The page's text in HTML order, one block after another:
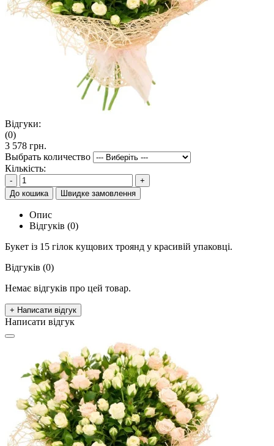
Відгуки:
(0)
3 578 грн.
Выбрать количество
Кількість:
-
+
До кошика
Швидке замовлення
Опис
Відгуків (0)
Букет із 15 гілок кущових троянд у красивій упаковці.
Відгуків (0)
Немає відгуків про цей товар.
+ Написати відгук
Написати відгук